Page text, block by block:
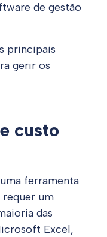
de gestão
principais
gerir os
custo
ferramenta
um
das
Excel,